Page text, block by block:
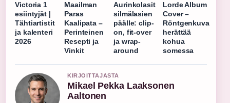
Victoria 1
esiintyjät |
Tähtiartistit
ja kalenteri
2026
Maailman
Paras
Kaalipata –
Perinteinen
Resepti ja
Vinkit
Aurinkolasit
silmälasien
päälle: clip-
on, fit-over
ja wrap-
around
Lorde Album
Cover –
Röntgenkuva
herättää
kohua
somessa
KIRJOITTAJASTA
Mikael Pekka Laaksonen
Aaltonen